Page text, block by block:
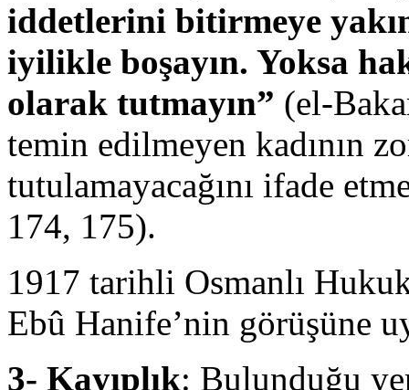
iddetlerini bitirmeye
iyilikle boşayın. Yoksa
olarak tutmayın” (el-
temin edilmeyen kadının
tutulamayacağını ifade
174, 175).
1917 tarihli Osmanlı
Ebû Hanife’nin görüşüne
3- Kayıplık: Bulunduğu